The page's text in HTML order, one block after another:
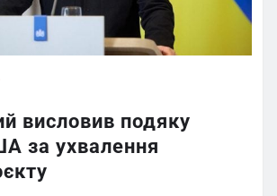
висловив подяку
за ухвалення